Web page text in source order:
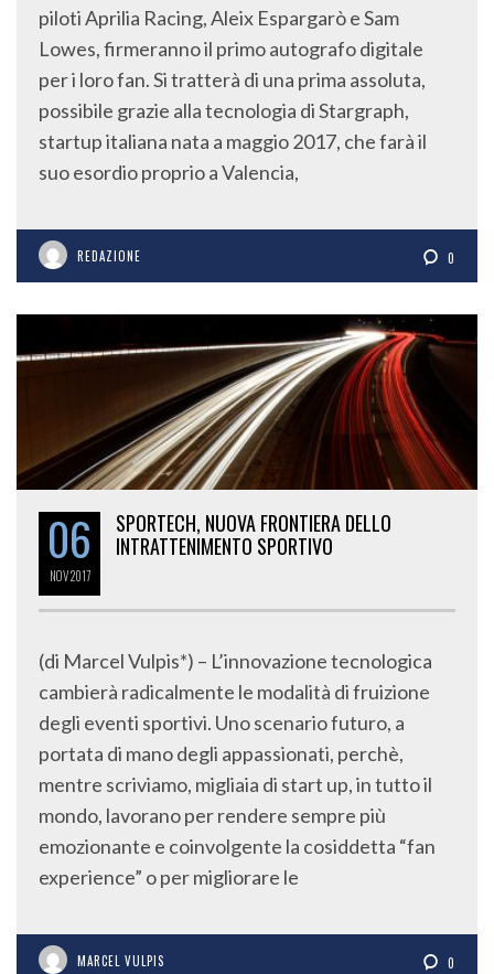
piloti Aprilia Racing, Aleix Espargarò e Sam
Lowes, firmeranno il primo autografo digitale
per i loro fan. Si tratterà di una prima assoluta,
possibile grazie alla tecnologia di Stargraph,
startup italiana nata a maggio 2017, che farà il
suo esordio proprio a Valencia,
REDAZIONE 0
06
NOV2017
SPORTECH, NUOVA FRONTIERA DELLO
INTRATTENIMENTO SPORTIVO
(di Marcel Vulpis*) – L’innovazione tecnologica
cambierà radicalmente le modalità di fruizione
degli eventi sportivi. Uno scenario futuro, a
portata di mano degli appassionati, perchè,
mentre scriviamo, migliaia di start up, in tutto il
mondo, lavorano per rendere sempre più
emozionante e coinvolgente la cosiddetta “fan
experience” o per migliorare le
MARCEL VULPIS 0